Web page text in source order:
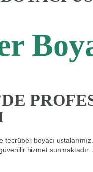
boyacı
hizmet